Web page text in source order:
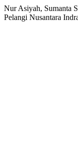
Nur Asiyah, Sumanta
Pelangi Nusantara